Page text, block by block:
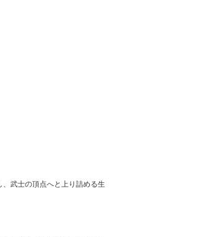
武士の頂点へと上り詰める生